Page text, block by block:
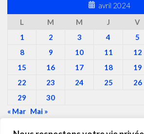
avril 2024
L
M M J V
1
2 3 4 5
8
9 10 11 12
15
16 17 18 19
22
23 24 25 26
29
30
« Mar Mai »